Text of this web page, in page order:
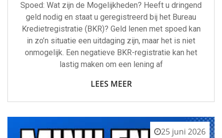
Spoed: Wat zijn de Mogelijkheden? Heeft u dringend
geld nodig en staat u geregistreerd bij het Bureau
Kredietregistratie (BKR)? Geld lenen met spoed kan
in zo’n situatie een uitdaging zijn, maar het is niet
onmogelijk. Een negatieve BKR-registratie kan het
lastig maken om een lening af
LEES MEER
25 juni 2026